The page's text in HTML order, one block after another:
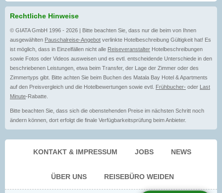
Rechtliche Hinweise
© GIATA GmbH 1996 - 2026 | Bitte beachten Sie, dass nur die beim von Ihnen
ausgewählten Pauschalreise-Angebot verlinkte Hotelbeschreibung Gültigkeit hat! Es
ist möglich, dass in Einzelfällen nicht alle Reiseveranstalter Hotelbeschreibungen
sowie Fotos oder Videos ausweisen und es evtl. entscheidende Unterschiede in den
beschriebenen Leistungen, etwa beim Transfer, der Lage der Zimmer oder des
Zimmertyps gibt. Bitte achten Sie beim Buchen des Matala Bay Hotel & Apartments
auf den Preisvergleich und die Hotelbewertungen sowie evtl. Frühbucher- oder Last
Minute-Rabatte.
Bitte beachten Sie, dass sich die obenstehenden Preise im nächsten Schritt noch
ändern können, dort erfolgt die finale Verfügbarkeitsprüfung beim Anbieter.
KONTAKT & IMPRESSUM JOBS NEWS
ÜBER UNS REISEBÜRO WEIDEN